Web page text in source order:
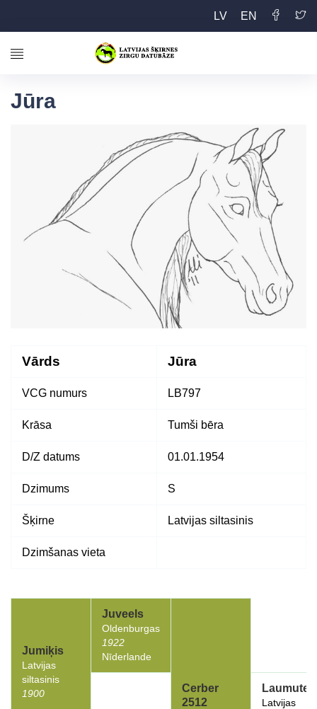
LV EN
Jūra
Vārds Jūra
VCG numurs LB797
Krāsa Tumši bēra
D/Z datums 01.01.1954
Dzimums S
Šķirne Latvijas siltasinis
Dzimšanas vieta
Jumiķis
Latvijas
siltasinis
1900
Juveels
Oldenburgas
1922
Nīderlande
Cerber
2512
Laumute
Latvijas